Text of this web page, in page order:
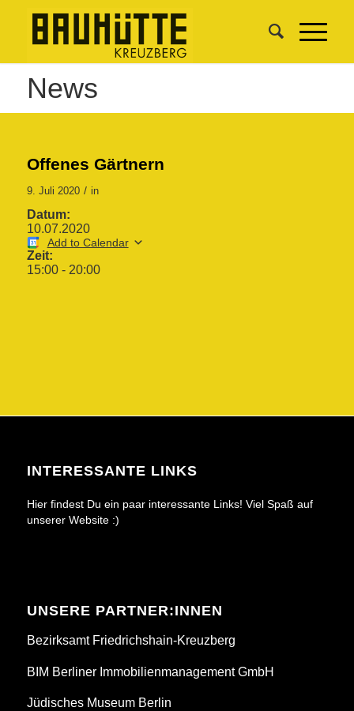
News
Offenes Gärtnern
9. Juli 2020 / in
Datum:
10.07.2020
Add to Calendar
Zeit:
15:00- 20:00
INTERESSANTE LINKS
Hier findest Du ein paar interessante Links! Viel Spaß auf
unserer Website :)
UNSERE PARTNER:INNEN
Bezirksamt Friedrichshain-Kreuzberg
BIM Berliner Immobilienmanagement GmbH
Jüdisches Museum Berlin